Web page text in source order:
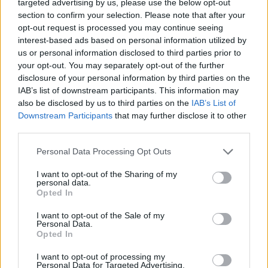
targeted advertising by us, please use the below opt-out
section to confirm your selection. Please note that after your
opt-out request is processed you may continue seeing
interest-based ads based on personal information utilized by
us or personal information disclosed to third parties prior to
your opt-out. You may separately opt-out of the further
disclosure of your personal information by third parties on the
IAB’s list of downstream participants. This information may
also be disclosed by us to third parties on the IAB’s List of
Downstream Participants that may further disclose it to other
Personal Data Processing Opt Outs
I want to opt-out of the Sharing of my
personal data.
Opted In
I want to opt-out of the Sale of my
Personal Data.
Opted In
I want to opt-out of processing my
Personal Data for Targeted Advertising.
de 100 a 600.000 euros -dependiendo de la gravedad del
acto-, trabajos para la comunidad o libertad vigilada, entre
otras consecuencias judiciales.
Guaguas Municipales asume los
servicios mínimos decretados para
la huelga de 16 horas de este fin de
semana
PINCHA AQUÍ PARA CONSULTAR HORARIO DE SERVICIOS
MÍNIMOSGuaguas Municipales asume los servicios
mínimos decretados por la Autoridad Única del
16 horas prevista por los trabajadores de la empresa
pública entre las 17:00 horas del sábado 31 y las 9:00
horas del domingo 1 de noviembre, coincidiendo con la
noche de los Finaos (Halloween). La resolución de la
AUTGC establece que se deberá cubrir un 50% de los